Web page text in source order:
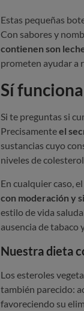
Estas pequeñas
Con sabores y
contienen son
prometen ayudar a
Sí
Si te preguntas si
Precisamenteel
sustancias cuyo
niveles de colesterol
En cualquier caso,
con moderación y
estilo de vida
ausencia de tabaco
Nuestra dieta
Los esteroles
también parecido:
favoreciendo su